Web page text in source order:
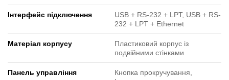
Інтерфейс підключення
USB + RS-232 + LPT, USB + RS-
232 + LPT + Ethernet
Матеріал корпусу
Пластиковий корпус із
подвійними стінками
Панель управління
Кнопка прокручування,